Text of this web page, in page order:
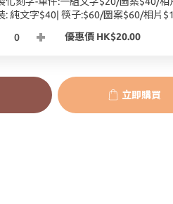
: 純文字$40| 筷子:$60/圖案$60/相片
優惠價 HK$20.00
立即購買